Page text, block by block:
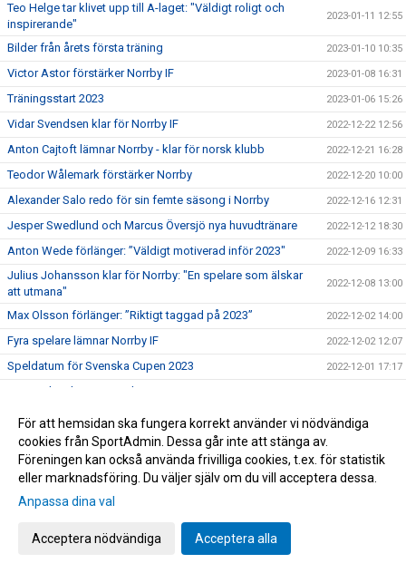
Teo Helge tar klivet upp till A-laget: "Väldigt roligt och
inspirerande"
2023-01-11 12:55
Bilder från årets första träning 2023-01-10 10:35
Victor Astor förstärker Norrby IF 2023-01-08 16:31
Träningsstart 2023 2023-01-06 15:26
Vidar Svendsen klar för Norrby IF 2022-12-22 12:56
Anton Cajtoft lämnar Norrby - klar för norsk klubb 2022-12-21 16:28
Teodor Wålemark förstärker Norrby 2022-12-20 10:00
Alexander Salo redo för sin femte säsong i Norrby 2022-12-16 12:31
Jesper Swedlund och Marcus Översjö nya huvudtränare 2022-12-12 18:30
Anton Wede förlänger: ”Väldigt motiverad inför 2023" 2022-12-09 16:33
Julius Johansson klar för Norrby: "En spelare som älskar
att utmana"
2022-12-08 13:00
Max Olsson förlänger: ”Riktigt taggad på 2023” 2022-12-02 14:00
Fyra spelare lämnar Norrby IF 2022-12-02 12:07
Speldatum för Svenska Cupen 2023 2022-12-01 17:17
Sex spelare lämnar Norrby IF
Ivo Pekalski och Norrby IF går skilda vägar 2022-11-20 11:56
Norrby ställs mot Abdos Saidis Hammarby i Svenska
Cupen.
2022-11-13 18:07
Johan Brannefalk och Norrby IF går skilda vägar 2022-11-11 15:58
Norrby IF och Fredrik Lundgren går skilda vägar
Nära Norrby S02E09: "Det här är föreningen i mitt hjärta"
Viktor Bergh lämnar Norrby - klar för IFK Värnamo
För att hemsidan ska fungera korrekt använder vi nödvändiga
cookies från SportAdmin. Dessa går inte att stänga av.
Föreningen kan också använda frivilliga cookies, t.ex. för statistik
eller marknadsföring. Du väljer själv om du vill acceptera dessa.
Anpassa dina val
Acceptera nödvändiga Acceptera alla